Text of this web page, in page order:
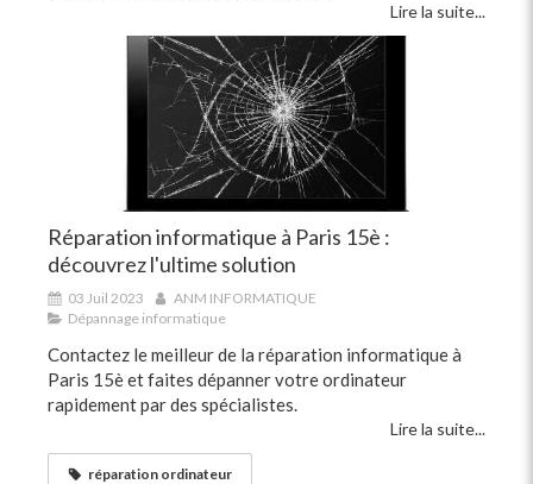
Lire la suite...
Réparation informatique à Paris 15è :
découvrez l'ultime solution
03 Juil 2023
ANM INFORMATIQUE
Dépannage informatique
Contactez le meilleur de la réparation informatique à
Paris 15è et faites dépanner votre ordinateur
rapidement par des spécialistes.
Lire la suite...
réparation ordinateur